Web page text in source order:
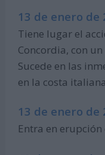
13 de enero de
Tiene lugar el
Concordia, con
Sucede en las
en la costa
13 de enero de
Entra en